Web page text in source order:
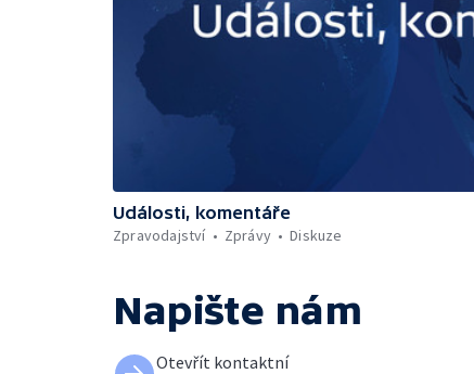
Události, komentáře
Zpravodajství
Zprávy Diskuze
Napište nám
Otevřít kontaktní